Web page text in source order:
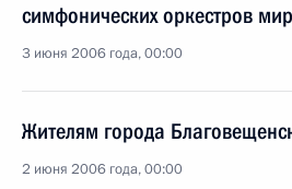
симфонических оркестров
3 июня 2006 года, 00:00
Жителям города
2 июня 2006 года, 00:00